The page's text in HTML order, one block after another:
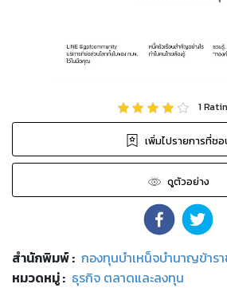
1
เพิ่มไปรายการที่ช
ดูตัวอย่าง
สำนักพิมพ์: กองทุนบำเหน็จบำนาญข้าร
หมวดหมู่: ธุรกิจ ตลาดและลงทุน